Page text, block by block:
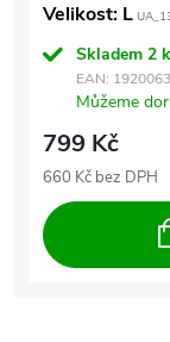
Velikost: L
Skladem 2
EAN:
Můžeme
799 Kč
660 Kč bez DPH